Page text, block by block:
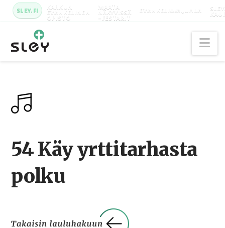
SLEY.FI KARKUN
EVANKELINEN
OPISTO
MAATA
NÄKYVISSÄ
-FESTARIT
EVANKELIUMIJUHLA
54 Käy yrttitarhasta
polku